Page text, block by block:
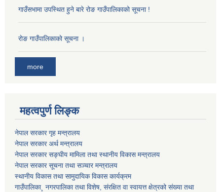
गाउँसभामा उपस्थित हुने बारे रोङ गाउँपालिकाको सूचना !
राेङ गाउँपालिकाको सूचना ।
more
महत्वपुर्ण लिङ्क
नेपाल सरकार गृह मन्त्रालय
नेपाल सरकार अर्थ मन्त्रालय
नेपाल सरकार सङ्घीय मामिला तथा स्थानीय विकास मन्त्रालय
नेपाल सरकार सूचना तथा सञ्चार मन्त्रालय
स्थानीय विकास तथा सामुदायिक विकास कार्यक्रम
गाउँपालिका¸ नगरपालिका तथा विशेष, संरक्षित वा स्वायत्त क्षेत्रको संख्या तथा